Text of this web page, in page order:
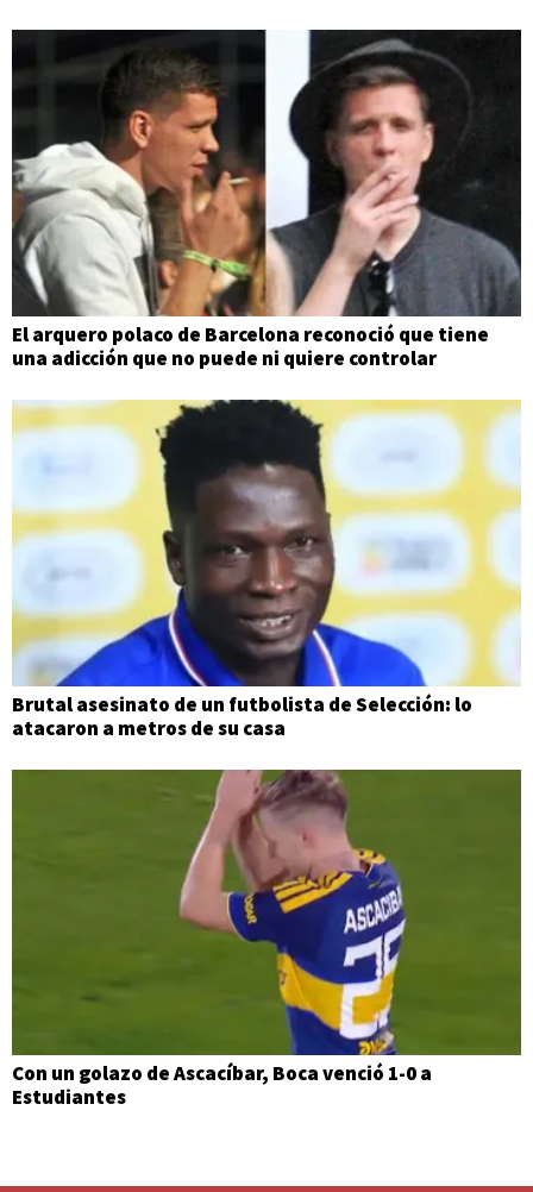
El arquero polaco de Barcelona reconoció que tiene
una adicción que no puede ni quiere controlar
Brutal asesinato de un futbolista de Selección: lo
atacaron a metros de su casa
Con un golazo de Ascacíbar, Boca venció 1-0 a
Estudiantes